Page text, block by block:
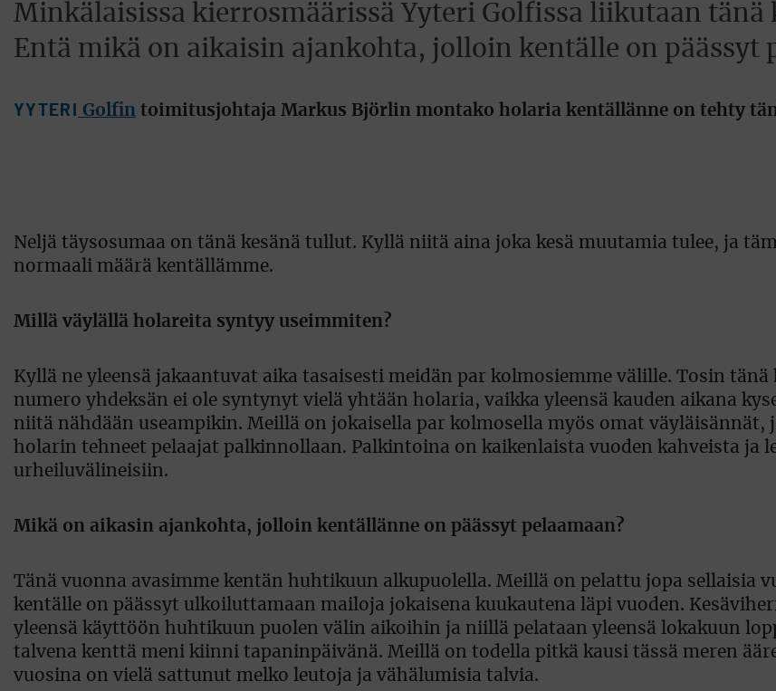
Minkälaisissa kierrosmäärissä Yyteri Golfissa liikutaan tänä
Entä mikä on aikaisin ajankohta, jolloin kentälle on päässyt
YYTERI Golfintoimitusjohtaja Markus Björlin montako holaria kentällänne on tehty
Neljä täysosumaa on tänä kesänä tullut. Kyllä niitä aina joka kesä muutamia tulee, ja
normaali määrä kentällämme.
Millä väylällä holareita syntyy useimmiten?
Kyllä ne yleensä jakaantuvat aika tasaisesti meidän par kolmosiemme välille. Tosin tänä
numero yhdeksän ei ole syntynyt vielä yhtään holaria, vaikka yleensä kauden aikana
niitä nähdään useampikin. Meillä on jokaisella par kolmosella myös omat väyläisännät,
holarin tehneet pelaajat palkinnollaan. Palkintoina on kaikenlaista vuoden kahveista ja
urheiluvälineisiin.
Mikä on aikasin ajankohta, jolloin kentällänne on päässyt pelaamaan?
Tänä vuonna avasimme kentän huhtikuun alkupuolella. Meillä on pelattu jopa sellaisia
kentälle on päässyt ulkoiluttamaan mailoja jokaisena kuukautena läpi vuoden.
yleensä käyttöön huhtikuun puolen välin aikoihin ja niillä pelataan yleensä lokakuun
talvena kenttä meni kiinni tapaninpäivänä. Meillä on todella pitkä kausi tässä meren
vuosina on vielä sattunut melko leutoja ja vähälumisia talvia.